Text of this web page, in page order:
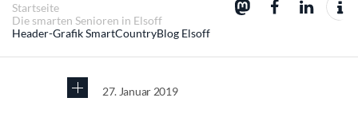
Startseite
Die smarten Senioren in Elsoff
Header-Grafik SmartCountryBlog Elsoff
27. Januar 2019